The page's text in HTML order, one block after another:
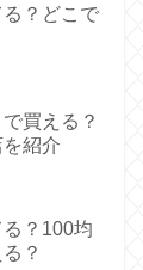
？どこで
買える？
紹介
？100均
？